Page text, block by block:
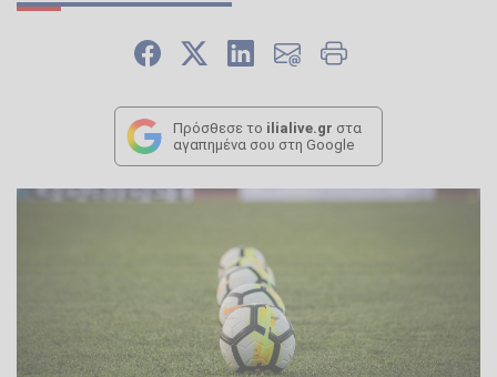
Πρόσθεσε το ilialive.gr στα
αγαπημένα σου στη Google